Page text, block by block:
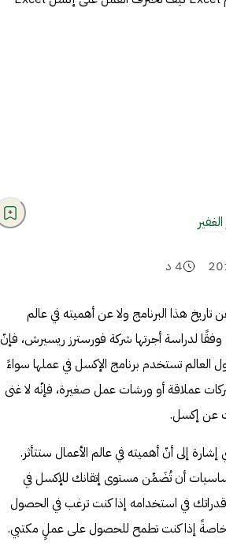
4 د
هذا البرنامج ولا عن أهميته في عالم
وفقًا لدراسة أجرتها شركة فورسترز ريسيرش، فإنّ
العالم تستخدم برنامج الإكسل في عملها سواءً
عملاقة أو ورشات عمل صغيرة، فإنّه لا غنى
عن إكسل.
إشارة إلى أنّ أهميته في عالم الأعمال ستتأثر.
أن تُضَمِّن مستوى إتقانك للإكسل في
قدراتك في استخدامه إذا كنت ترغب في الحصول
إذا كنت تطمح للحصول على عملٍ مكتبي.